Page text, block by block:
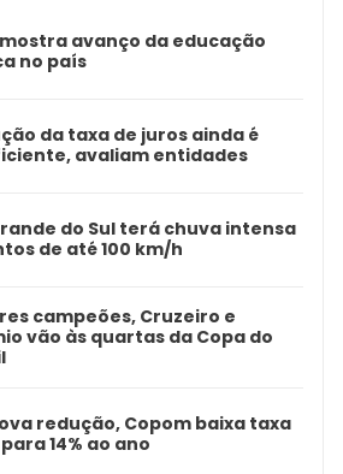
avanço da educação
no país
da taxa de juros ainda é
avaliam entidades
do Sul terá chuva intensa
de até 100 km/h
campeões, Cruzeiro e
vão às quartas da Copa do
redução, Copom baixa taxa
14% ao ano